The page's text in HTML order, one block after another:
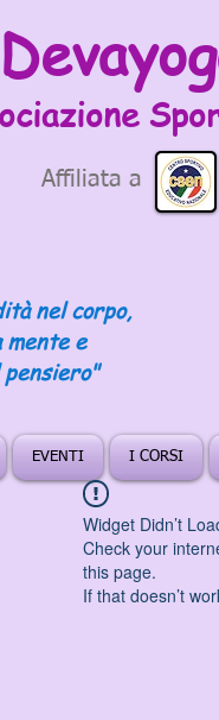
Affiliata a
nel corpo,
e
EVENTI I CORSI
Widget Didn’t
Check your
this page.
If that doesn’t